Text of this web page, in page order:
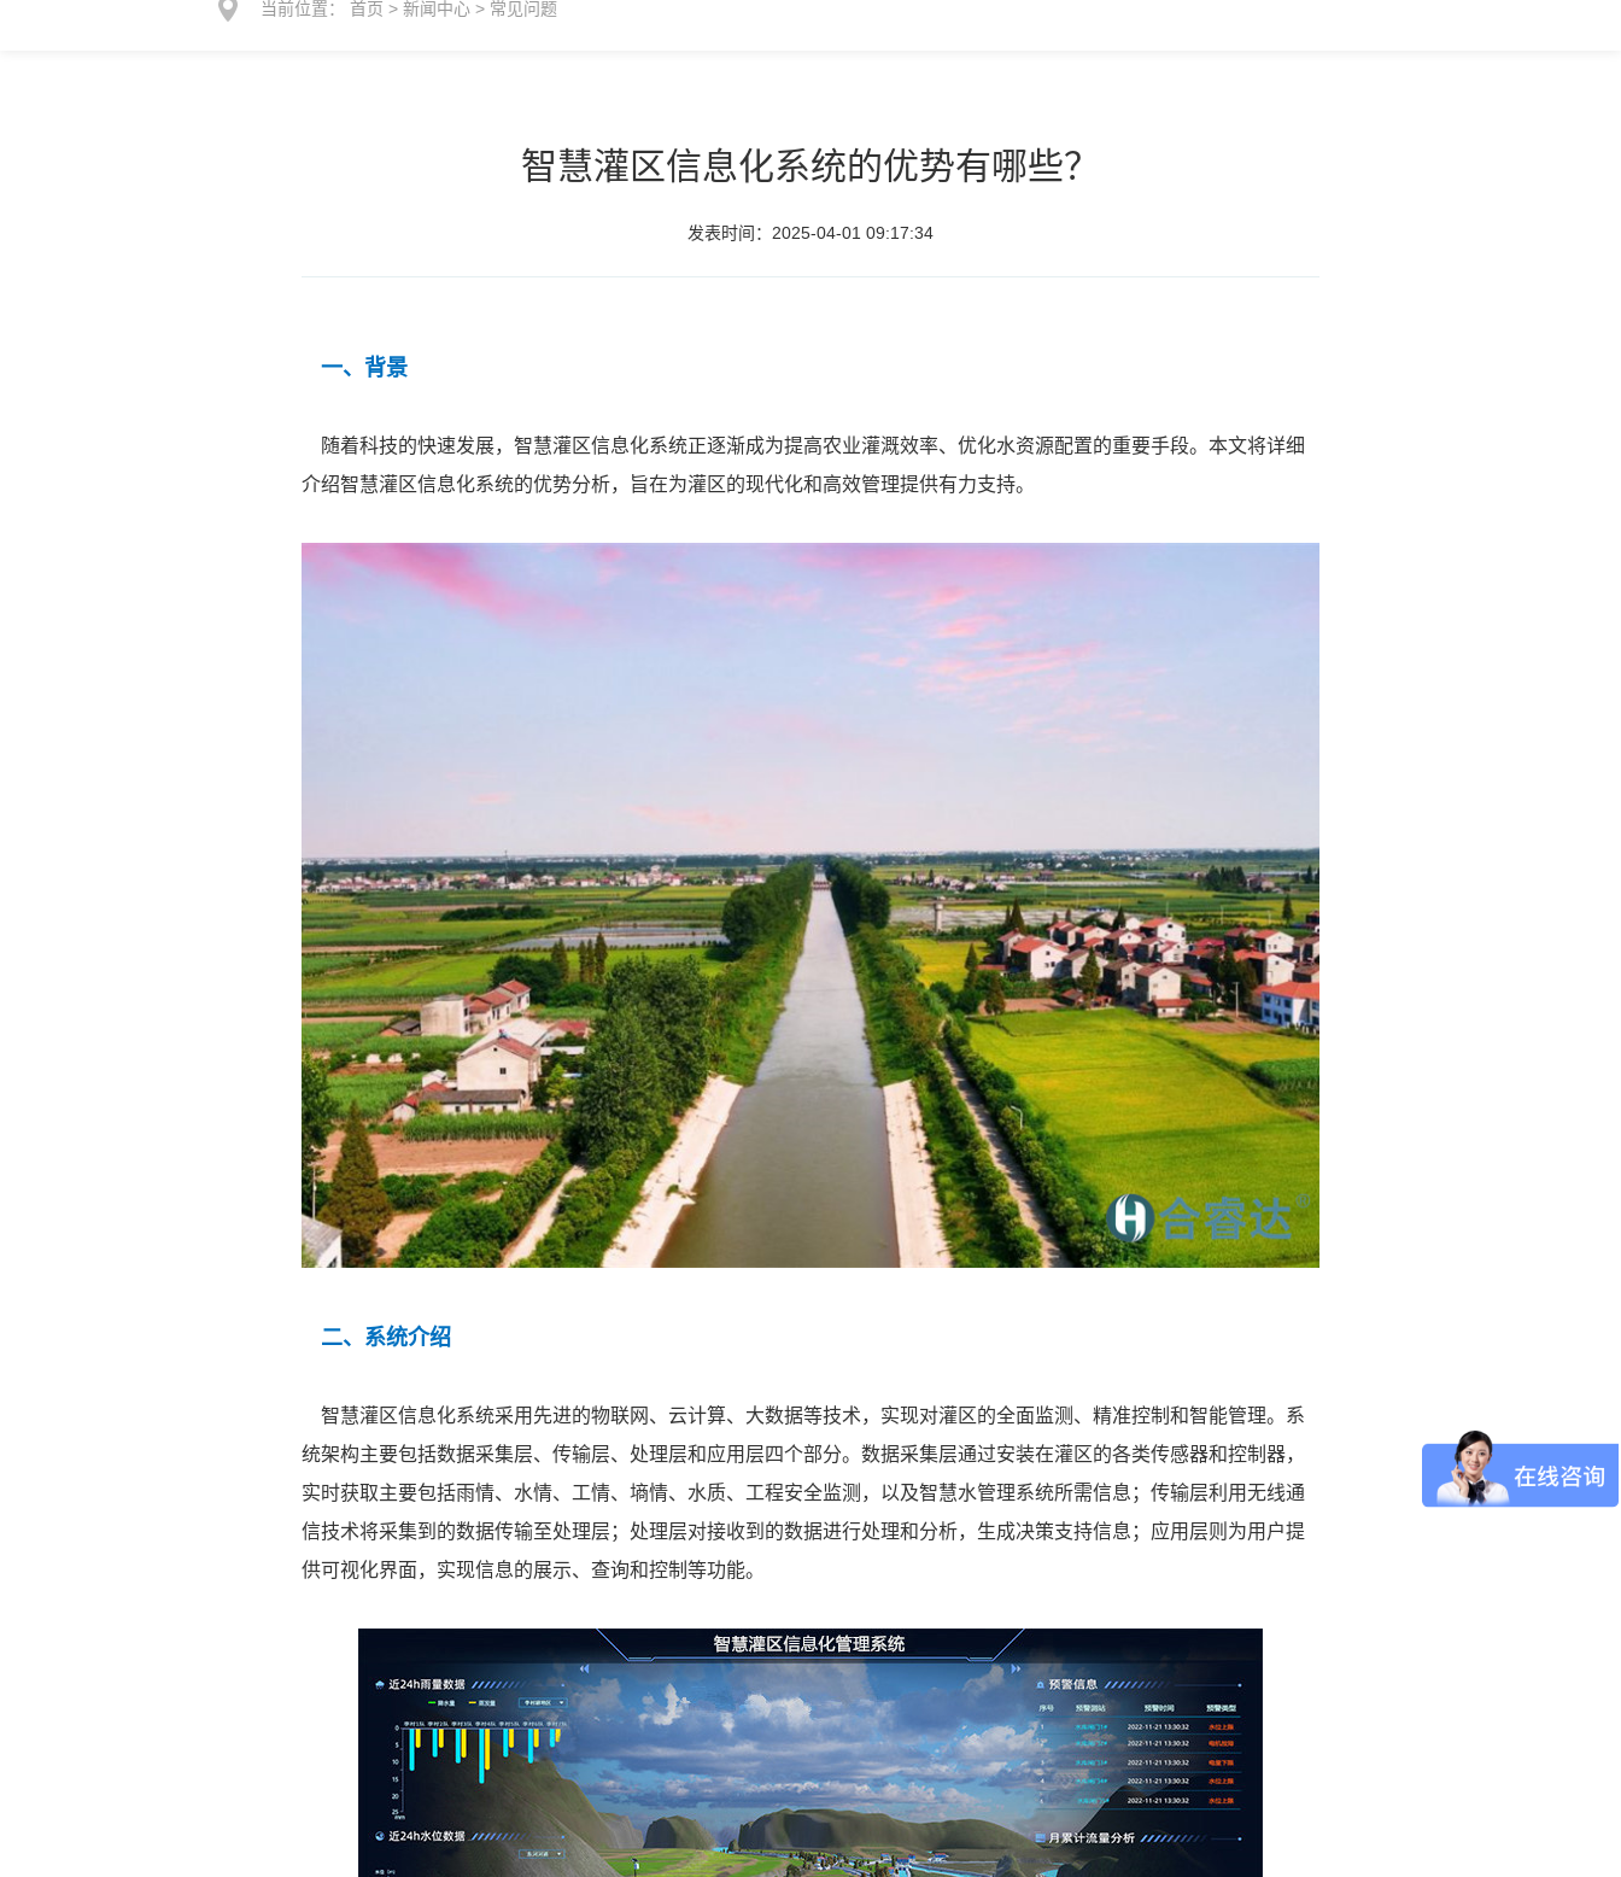
当前位置：首页 >新闻中心 > 常见问题
智慧灌区信息化系统的优势有哪些？
发表时间：2025-04-01 09:17:34
一、背景
随着科技的快速发展，智慧灌区信息化系统正逐渐成为提高农业灌溉效率、优化水资源配置的重要手段。本文将详细
介绍智慧灌区信息化系统的优势分析，旨在为灌区的现代化和高效管理提供有力支持。
二、系统介绍
智慧灌区信息化系统采用先进的物联网、云计算、大数据等技术，实现对灌区的全面监测、精准控制和智能管理。系
统架构主要包括数据采集层、传输层、处理层和应用层四个部分。数据采集层通过安装在灌区的各类传感器和控制器，
实时获取主要包括雨情、水情、工情、墒情、水质、工程安全监测，以及智慧水管理系统所需信息；传输层利用无线通
信技术将采集到的数据传输至处理层；处理层对接收到的数据进行处理和分析，生成决策支持信息；应用层则为用户提
供可视化界面，实现信息的展示、查询和控制等功能。